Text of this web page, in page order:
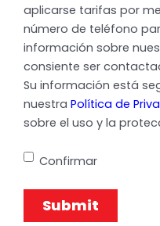
aplicarse tarifas por
número de teléfono
información sobre
consiente ser
Su información está
nuestra Política de
sobre el uso y la
Confirmar